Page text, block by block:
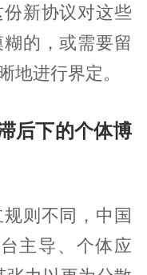
新协议对这些
的，或需要留
地进行界定。
后下的个体博
则不同，中国
主导、个体应